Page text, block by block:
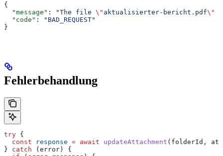
{
  "message"
: "The file \" aktualisierter-bericht.pdf\"
  "code"
:
"BAD_REQUEST"
}
Fehlerbehandlung
try {
  const
response = await updateAttachment ( folderId ,
} catch (error) {